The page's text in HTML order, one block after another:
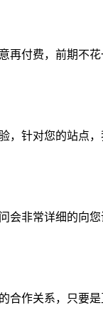
再付费，前期不
，针对您的站点
会非常详细的向
合作关系，只要